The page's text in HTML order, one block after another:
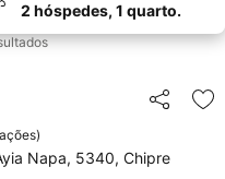
2 hóspedes, 1 quarto.
Partilhar
)
Napa, 5340, Chipre